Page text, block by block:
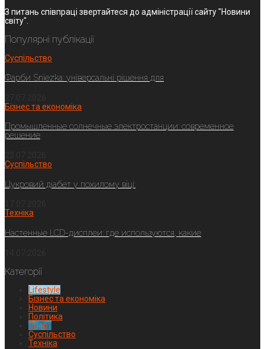
З питань співпраці звертайтеся до адміністрації сайту "Новини
світу".
Популярні публікації
Суспільство
Фарби Sniezka: універсальні рішення для
Бізнес та економіка
Промышленные солнечные электростанции: современное
решение
Суспільство
Цукровий діабет у похилому віці:
Техніка
Настенные LCD-дисплеи: где используются, какие
Категорії
Lifestyle
Бізнес та економіка
Новини
Політика
Спорт
Суспільство
Техніка